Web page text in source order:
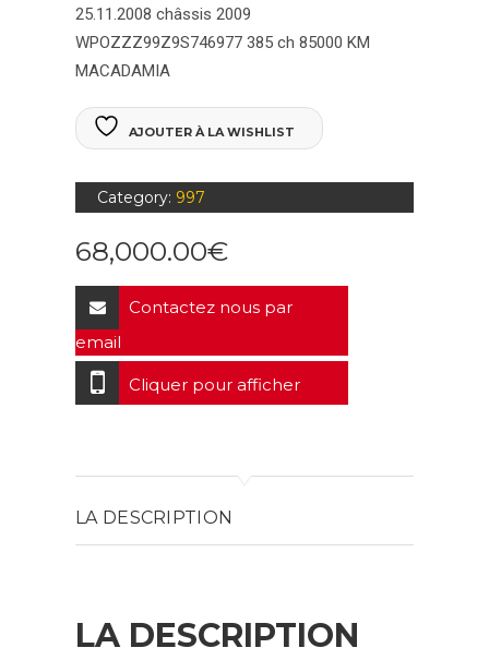
25.11.2008 châssis 2009
WPOZZZ99Z9S746977 385 ch 85000 KM
MACADAMIA
AJOUTER À LA WISHLIST
Category: 997
68,000.00€
Contactez nous par
email
Cliquer pour afficher
LA DESCRIPTION
LA DESCRIPTION